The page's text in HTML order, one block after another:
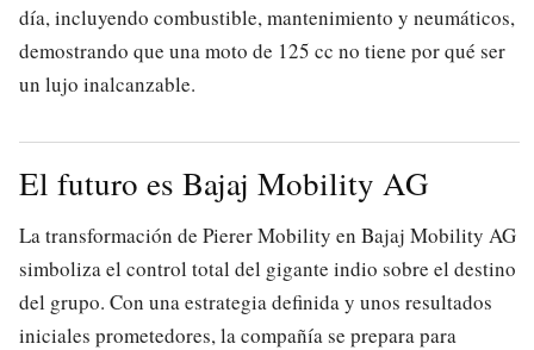
día, incluyendo combustible, mantenimiento y neumáticos,
demostrando que una moto de 125 cc no tiene por qué ser
un lujo inalcanzable.
El futuro es Bajaj Mobility AG
La transformación de Pierer Mobility en Bajaj Mobility AG
simboliza el control total del gigante indio sobre el destino
del grupo. Con una estrategia definida y unos resultados
iniciales prometedores, la compañía se prepara para